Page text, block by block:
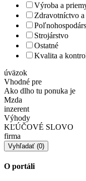
Výroba a
Zdravotníctvo a
Strojárstvo
Ostatné
Kvalita a
úväzok
Vhodné pre
Ako dlho tu ponuka je
Mzda
inzerent
Výhody
KĽÚČOVÉ SLOVO
firma
O portáli